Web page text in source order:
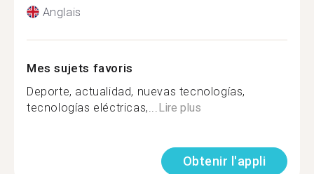
Anglais
Mes sujets favoris
Deporte, actualidad, nuevas tecnologías,
tecnologías eléctricas,... Lire plus
Obtenir l'appli